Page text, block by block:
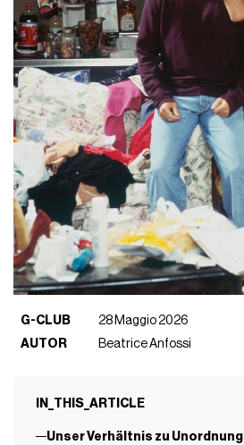
G-CLUB
28 Maggio 2026
AUTOR
Beatrice Anfossi
IN_THIS_ARTICLE
Unser Verhältnis zu Unordnung